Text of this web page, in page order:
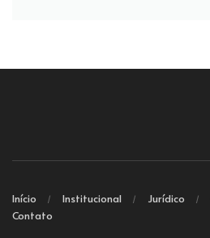
Início Institucional Jurídico
Contato